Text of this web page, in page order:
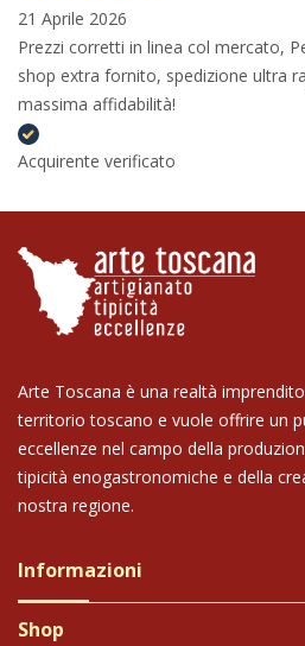
21 Aprile 2026
Prezzi corretti in linea col mercato,
shop extra fornito, spedizione ultra
massima affidabilità!
Acquirente verificato
Arte Toscana è una realtà
territorio toscano e vuole offrire un
eccellenze nel campo della
tipicità enogastronomiche e della
nostra regione.
Informazioni
Shop